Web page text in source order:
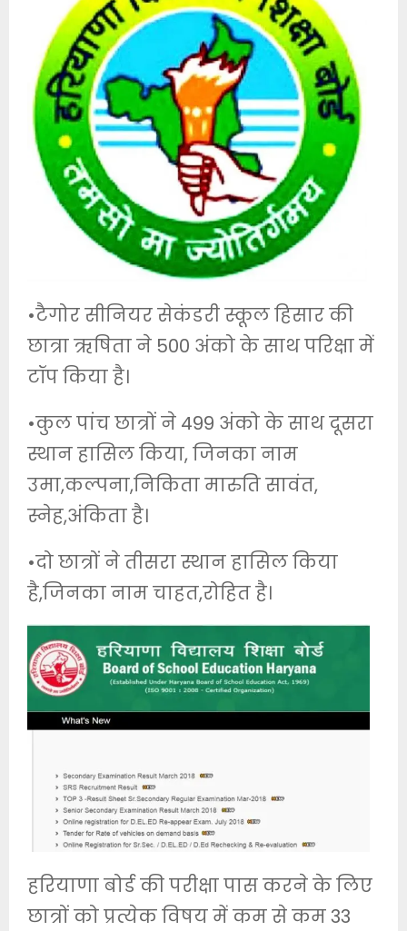
•टैगोर सीनियर सेकंडरी स्कूल हिसार की
छात्रा ऋषिता ने 500 अंको के साथ परिक्षा में
टॉप किया है।
•कुल पांच छात्रों ने 499 अंको के साथ दूसरा
स्थान हासिल किया, जिनका नाम
उमा,कल्पना,निकिता मारुति सावंत,
स्नेह,अंकिता है।
•दो छात्रों ने तीसरा स्थान हासिल किया
है,जिनका नाम चाहत,रोहित है।
हरियाणा बोर्ड की परीक्षा पास करने के लिए
छात्रों को प्रत्येक विषय में कम से कम 33